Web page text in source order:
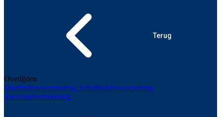
Terug
Overlijden
Overlijdensverzekering Schuldsaldoverzekering
Successieverzekering